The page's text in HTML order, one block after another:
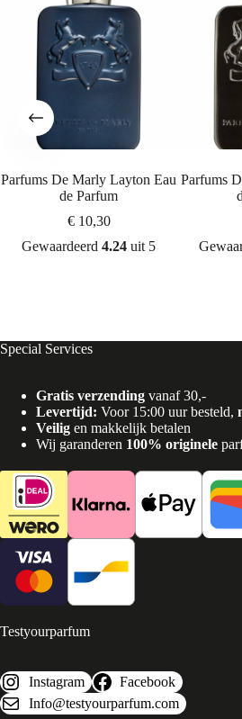
Parfums De Marly Layton Eau
de Parfum
€10,30
Gewaardeerd4.24 uit 5
Parfums
Special Services
Gratis verzending vanaf 30,-
Levertijd: Voor 15:00 uur besteld,
Veilig en makkelijk betalen
Wij garanderen 100% originele
Testyourparfum
Instagram
Facebook
Info@testyourparfum.com